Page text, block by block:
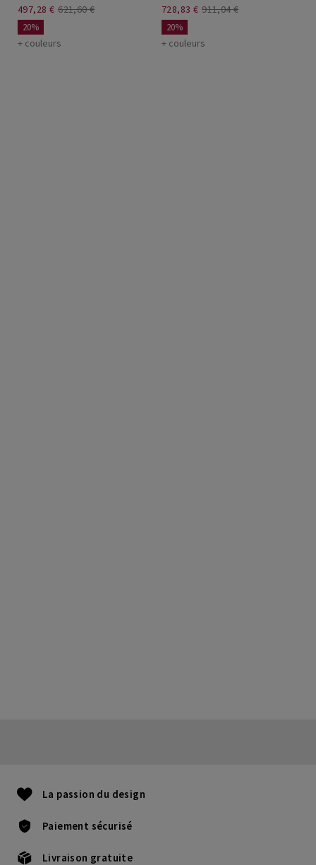
497,28 € 621,60 €
20%
+ couleurs
728,83 € 911,04 €
20%
+ couleurs
La passion du design
Paiement sécurisé
Livraison gratuite